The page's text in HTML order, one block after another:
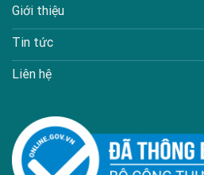
Giới thiệu
Tin tức
Liên hệ